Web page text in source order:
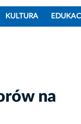
KULTURA
na